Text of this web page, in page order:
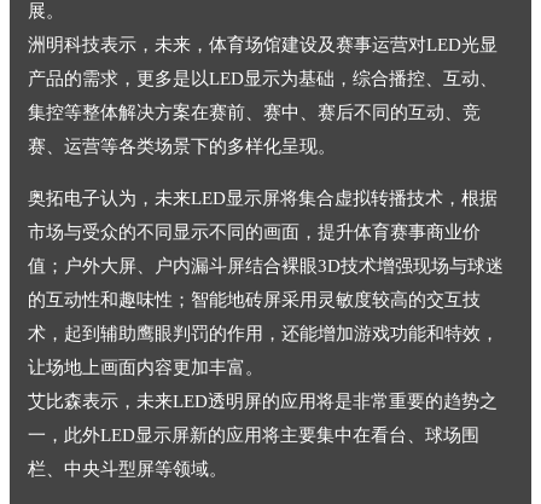
展。
洲明科技表示，未来，体育场馆建设及赛事运营对LED光显
产品的需求，更多是以LED显示为基础，综合播控、互动、
集控等整体解决方案在赛前、赛中、赛后不同的互动、竞
赛、运营等各类场景下的多样化呈现。
奥拓电子认为，未来LED显示屏将集合虚拟转播技术，根据
市场与受众的不同显示不同的画面，提升体育赛事商业价
值；户外大屏、户内漏斗屏结合裸眼3D技术增强现场与球迷
的互动性和趣味性；智能地砖屏采用灵敏度较高的交互技
术，起到辅助鹰眼判罚的作用，还能增加游戏功能和特效，
让场地上画面内容更加丰富。
艾比森表示，未来LED透明屏的应用将是非常重要的趋势之
一，此外LED显示屏新的应用将主要集中在看台、球场围
栏、中央斗型屏等领域。